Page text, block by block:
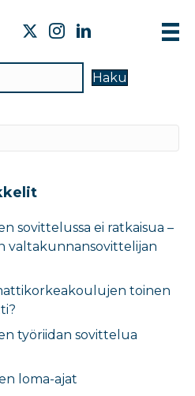
Haku
sovittelussa ei ratkaisua –
toinen
työriidan sovittelua
loma-ajat​